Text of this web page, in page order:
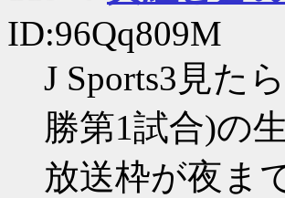
ID:96Qq809M
J Sports3見た
勝第1試合)の
放送枠が夜ま